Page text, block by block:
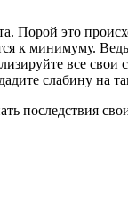
Порой это
к минимуму.
все
слабину на
последствия